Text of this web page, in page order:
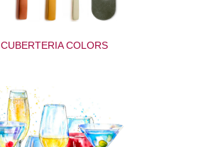
CUBERTERIA COLORS